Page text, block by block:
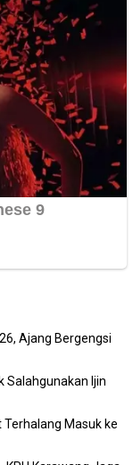
Ajang Bergengsi
Salahgunakan Ijin
Masuk ke